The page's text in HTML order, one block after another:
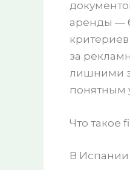
аренды —
за
лишними
понятным
Что такое
В